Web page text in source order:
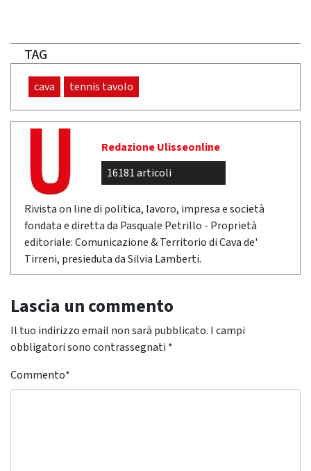
TAG
cava tennis tavolo
Redazione Ulisseonline
16181 articoli
Rivista on line di politica, lavoro, impresa e società
fondata e diretta da Pasquale Petrillo - Proprietà
editoriale: Comunicazione & Territorio di Cava de'
Tirreni, presieduta da Silvia Lamberti.
Lascia un commento
Il tuo indirizzo email non sarà pubblicato. I campi
obbligatori sono contrassegnati *
Commento*